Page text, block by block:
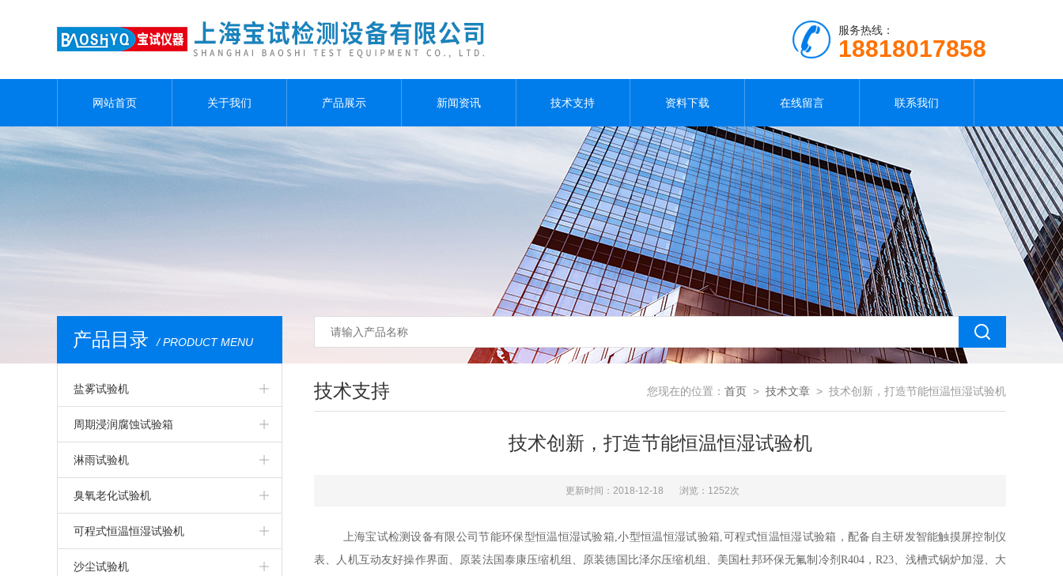
服务热线：
18818017858
网站首页 关于我们 产品展示 新闻资讯 技术支持 资料下载 在线留言 联系我们
产品目录 / PRODUCT MENU
盐雾试验机
盐雾箱
精密型盐雾试验机
可程式盐雾箱
盐雾腐蚀试验箱
气密性试验箱
周期浸润腐蚀试验箱
淋雨试验机
淋雨试验机
IPX5IPX6淋雨试验箱
步入式淋雨试验室
臭氧老化试验机
臭氧老化试验箱
可程式恒温恒湿试验机
可程式恒温恒湿试验箱
沙尘试验机
技术支持 您现在的位置： 首页 > 技术文章 > 技术创新，打造节能恒温恒湿试验机
技术创新，打造节能恒温恒湿试验机
更新时间：2018-12-18 浏览：1252次
上海宝试检测设备有限公司节能环保型恒温恒湿试验箱,小型恒温恒湿试验箱,可程式恒温恒湿试验箱，配备自主研发智能触摸屏控制仪
表、人机互动友好操作界面、原装法国泰康压缩机组、原装德国比泽尔压缩机组、美国杜邦环保无氟制冷剂R404，R23、浅槽式锅炉加湿、大